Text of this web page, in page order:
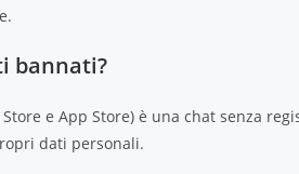
bannati?
e App Store) è una chat senza
dati personali.